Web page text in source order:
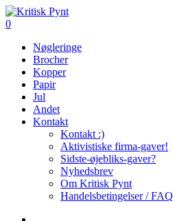
Skip
to
content
search
0
Nøgleringe
Brocher
Kopper
Papir
Jul
Andet
Kontakt
Kontakt :)
Aktivistiske firma-gaver!
Sidste-øjebliks-gaver?
Nyhedsbrev
Om Kritisk Pynt
Handelsbetingelser / FAQ